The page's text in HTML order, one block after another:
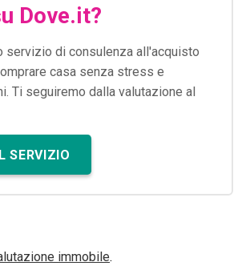
Dove.it?
servizio di consulenza all'acquisto
casa senza stress e
Ti seguiremo dalla valutazione al
SERVIZIO
immobile.